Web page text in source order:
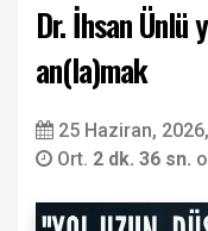
Dr. İhsan Ünlü
an(la)mak
25 Haziran,
Ort. 2 dk. 36 sn.